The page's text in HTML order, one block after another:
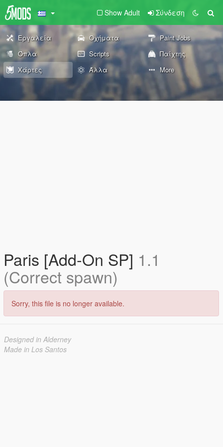
Show Adult Σύνδεση
Εργαλεία Οχήματα
Paint Jobs
Όπλα
Scripts
Παίχτης
Χάρτες
Άλλα More
Paris [Add-On SP] 1.1
(Correct spawn)
Sorry, this file is no longer available.
Designed in Alderney
Made in Los Santos